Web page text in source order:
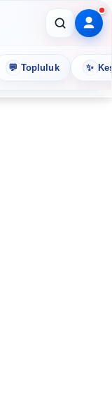
💬 Topluluk ✨